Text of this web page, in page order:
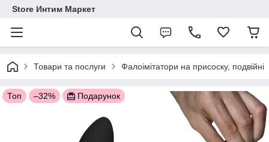
Store Интим Маркет
Товари та послуги Фалоімітатори на присоску, подвійні
Топ –32% Подарунок